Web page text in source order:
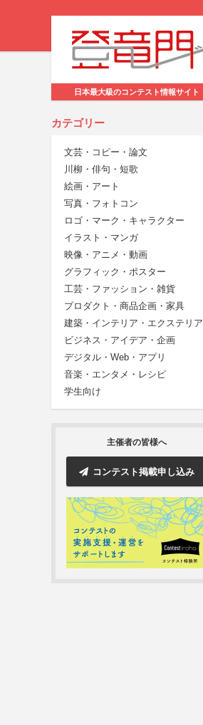
日本最大級のコンテスト情報サイト
カテゴリー
文芸・コピー・論文
川柳・俳句・短歌
絵画・アート
写真・フォトコン
ロゴ・マーク・キャラクター
イラスト・マンガ
映像・アニメ・動画
グラフィック・ポスター
工芸・ファッション・雑貨
プロダクト・商品企画・家具
建築・インテリア・エクステリア
ビジネス・アイデア・企画
デジタル・Web・アプリ
音楽・エンタメ・レシピ
学生向け
主催者の皆様へ
コンテスト掲載申し込み